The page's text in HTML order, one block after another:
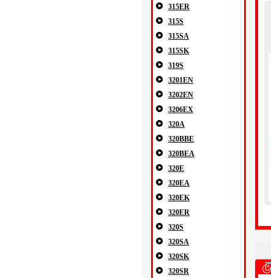
315ER
315S
315SA
315SK
319S
3201EN
3202EN
3206EX
320A
320BBE
320BEA
320E
320EA
320EK
320ER
320S
320SA
320SK
320SR